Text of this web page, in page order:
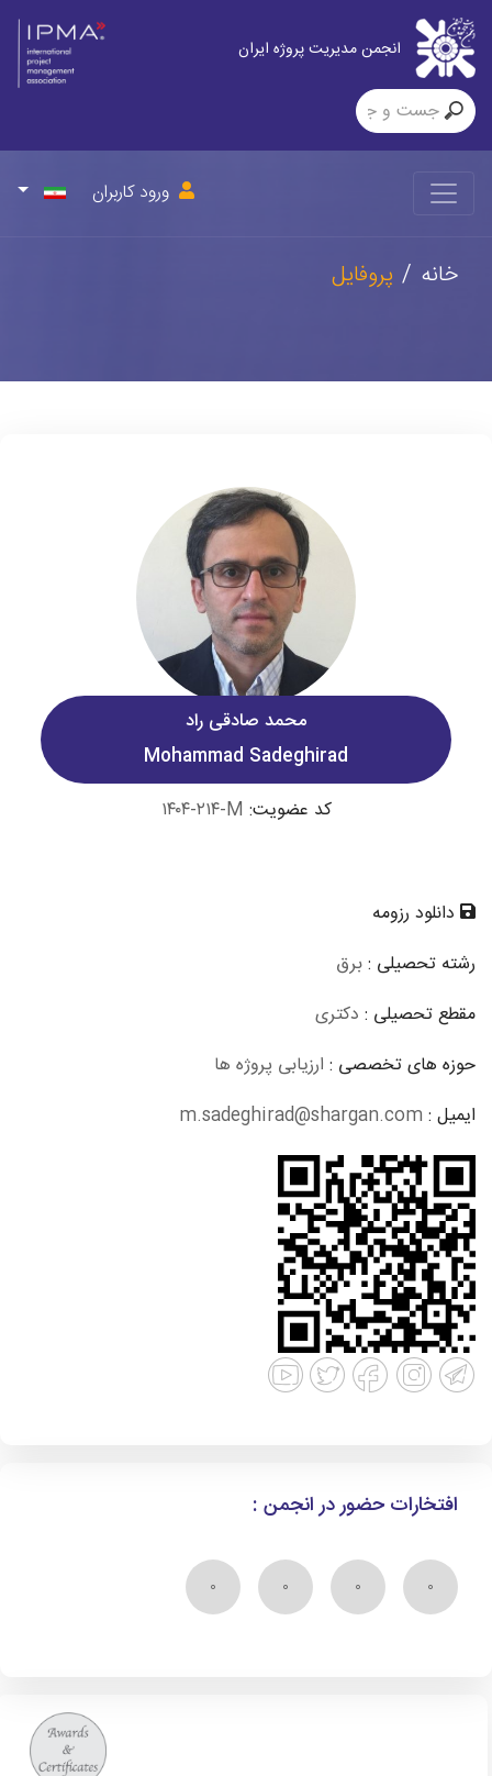
انجمن مدیریت پروژه ایران
ورود کاربران
خانه پروفایل
محمد صادقی راد
Mohammad Sadeghirad
کد عضویت:۱۴۰۴-۲۱۴-M
دانلود رزومه
رشته تحصیلی :برق
مقطع تحصیلی :دکتری
حوزه های تخصصی :ارزیابی پروژه ها
ایمیل :m.sadeghirad@shargan.com
افتخارات حضور در انجمن :